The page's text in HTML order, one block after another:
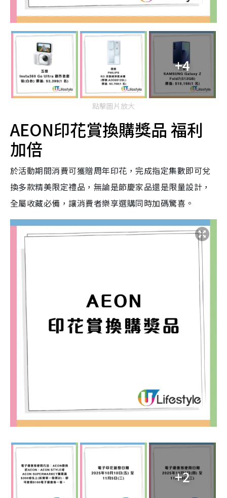
+4
點擊圖片放大
AEON印花賞換購獎品 福利
加倍
於活動期間消費可獲贈周年印花，完成指定集數即可兌
換多款精美限定禮品，無論是節慶家品還是限量設計，
全屬收藏必備，讓消費者樂享選購同時加碼驚喜。
+2